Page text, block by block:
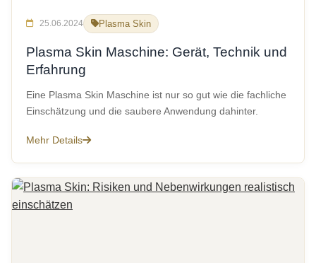
25.06.2024 Plasma Skin
Plasma Skin Maschine: Gerät, Technik und
Erfahrung
Eine Plasma Skin Maschine ist nur so gut wie die fachliche
Einschätzung und die saubere Anwendung dahinter.
Mehr Details